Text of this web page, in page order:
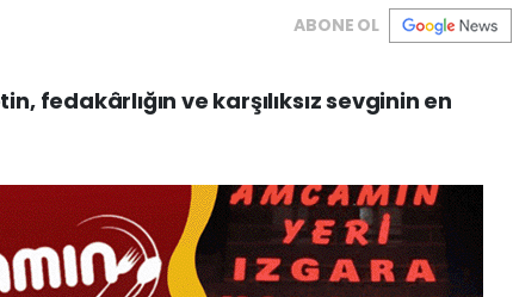
ABONE OL
fedakârlığın ve karşılıksız sevginin en